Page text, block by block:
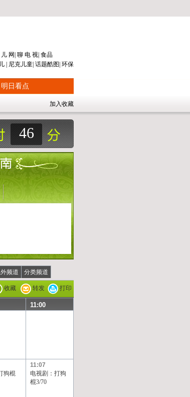
网 聊 电 视 食品
尼克儿童 话题酷图 环保
明日看点
加入收藏
46
频道 分类频道
收藏 转发 打印
11:00
狗棍
11:07
电视剧：打狗
棍3/70